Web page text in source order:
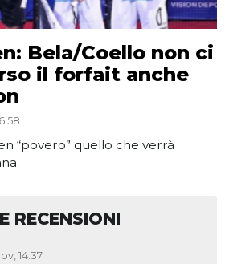
Bela/Coello non ci
il forfait anche
“povero” quello che verrà
RECENSIONI
14:37